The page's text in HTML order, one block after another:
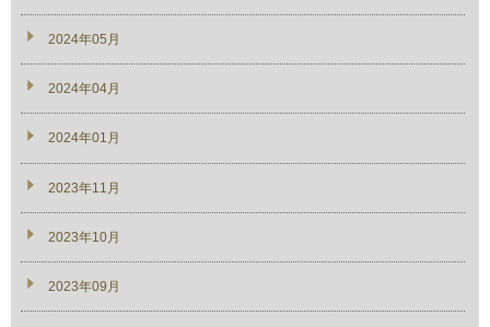
2024年05月
2024年04月
2024年01月
2023年11月
2023年10月
2023年09月